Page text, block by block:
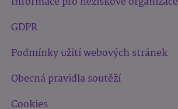
GDPR
Podmínky užití webových stránek
Obecná pravidla soutěží
Cookies